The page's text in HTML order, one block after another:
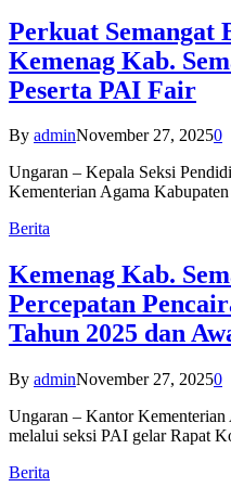
Perkuat Semangat
Kemenag Kab.
Peserta PAI Fair
By adminNovember 27, 20250
Ungaran – Kepala Seksi
Kementerian Agama
Berita
Kemenag Kab.
Percepatan
Tahun 2025 dan
By adminNovember 27, 20250
Ungaran – Kantor Kementerian
melalui seksi PAI gelar Rapat
Berita